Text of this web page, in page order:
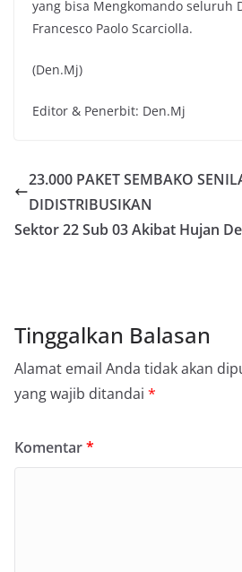
yang bisa Mengkomando seluruh
Francesco Paolo Scarciolla.
(Den.Mj)
Editor & Penerbit: Den.Mj
23.000 PAKET SEMBAKO
DIDISTRIBUSIKAN
Sektor 22 Sub 03 Akibat Hujan
Tinggalkan Balasan
Alamat email Anda tidak akan
yang wajib ditandai *
Komentar*